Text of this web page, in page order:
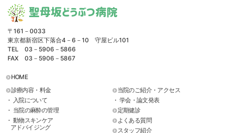
聖母坂どうぶつ病院
〒161－0033
東京都新宿区下落合4－6－10 守屋ビル101
TEL 03－5906－5866
FAX 03－5906－5867
HOME
診療内容・料金
・ 入院について
・ 当院の麻酔の管理
・ 動物スキンケア
アドバイジング
当院のご紹介・アクセス
・ 学会・論文発表
定期健診
よくある質問
スタッフ紹介